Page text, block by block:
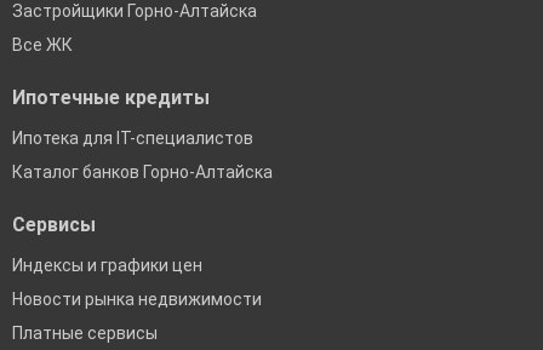
Застройщики Горно-Алтайска
Все ЖК
Ипотечные кредиты
Ипотека для IT-специалистов
Каталог банков Горно-Алтайска
Сервисы
Индексы и графики цен
Новости рынка недвижимости
Платные сервисы